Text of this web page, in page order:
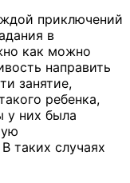
приключений
в
как можно
направить
занятие,
ребенка,
у них была
таких случаях